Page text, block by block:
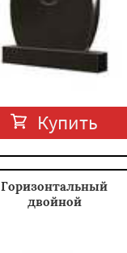
Купить
Горизонтальный
двойной